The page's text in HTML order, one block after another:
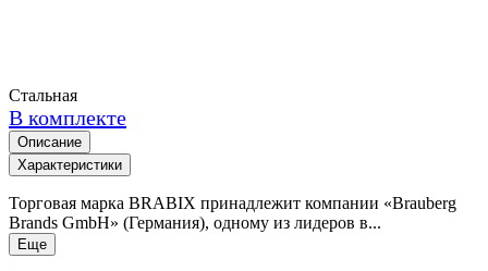
Стальная
В комплекте
Описание
Характеристики
Торговая марка BRABIX принадлежит компании «Brauberg
Brands GmbH» (Германия), одному из лидеров в...
Еще